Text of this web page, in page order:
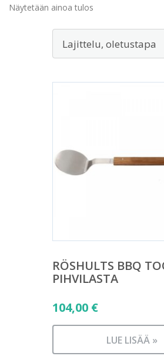
Näytetään ainoa tulos
RÖSHULTS BBQ
PIHVILASTA
104,00 €
LUE LISÄÄ »